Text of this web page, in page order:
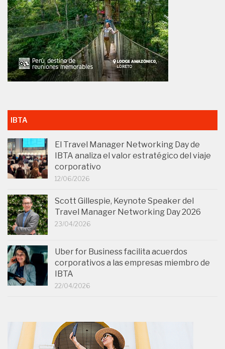
IBTA
El Travel Manager Networking Day de
IBTA analiza el valor estratégico del viaje
corporativo
12/06/2026
Scott Gillespie, Keynote Speaker del
Travel Manager Networking Day 2026
23/04/2026
Uber for Business facilita acuerdos
corporativos a las empresas miembro de
IBTA
22/04/2026